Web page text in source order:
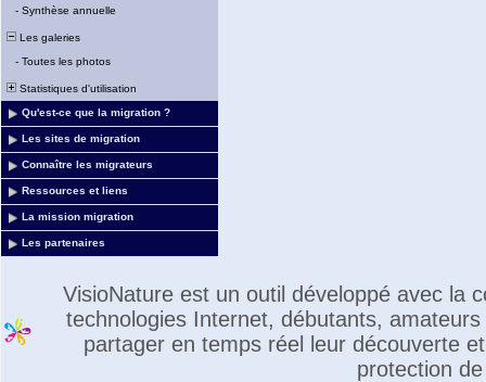
- Synthèse annuelle
Les galeries
- Toutes les photos
Statistiques d'utilisation
Qu'est-ce que la migration ?
Les sites de migration
Connaître les migrateurs
Ressources et liens
La mission migration
Les partenaires
VisioNature est un outil développé avec la
technologies Internet, débutants,
partager en temps réel leur découverte
protection